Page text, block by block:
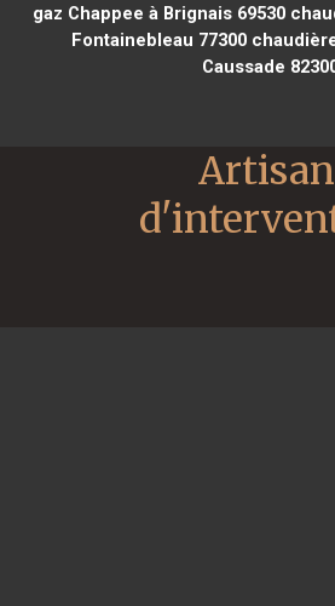
gaz Chappee à Brignais 69530
Fontainebleau 77300
Caussade
Artisan